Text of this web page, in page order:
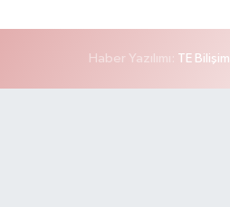
Haber Yazılımı: TE Bilişim